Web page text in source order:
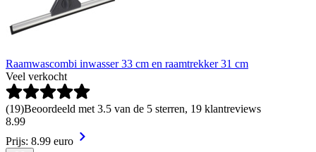
Raamwascombi inwasser 33 cm en raamtrekker 31 cm
Veel verkocht
(19)Beoordeeld met 3.5 van de 5 sterren, 19 klantreviews
8.99
Prijs: 8.99 euro